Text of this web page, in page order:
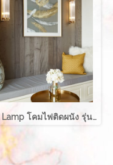
Wall Lamp โคมไฟติดผนัง รุ่น RALPH